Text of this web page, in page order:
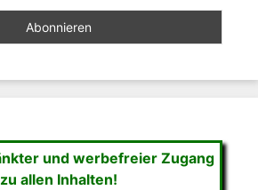
und werbefreier Zugang
zu allen Inhalten!